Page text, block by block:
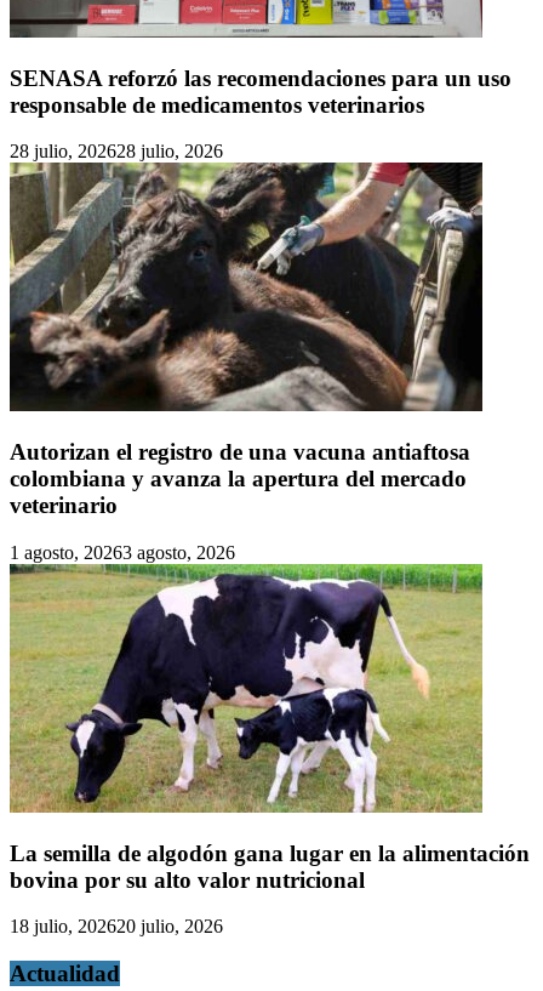
SENASA reforzó las recomendaciones para un uso
responsable de medicamentos veterinarios
28 julio, 202628 julio, 2026
Autorizan el registro de una vacuna antiaftosa
colombiana y avanza la apertura del mercado
veterinario
1 agosto, 20263 agosto, 2026
La semilla de algodón gana lugar en la alimentación
bovina por su alto valor nutricional
18 julio, 202620 julio, 2026
Actualidad